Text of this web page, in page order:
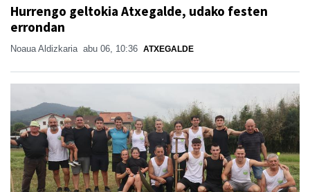
Hurrengo geltokia Atxegalde, udako festen
errondan
Noaua Aldizkaria abu 06, 10:36 ATXEGALDE